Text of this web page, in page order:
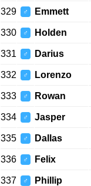
329 ♂ Emmett
330 ♂ Holden
331 ♂ Darius
332 ♂ Lorenzo
333 ♂ Rowan
334 ♂ Jasper
335 ♂ Dallas
336 ♂ Felix
337 ♂ Phillip